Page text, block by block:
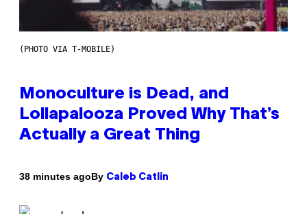
(PHOTO VIA T-MOBILE)
Monoculture is Dead, and
Lollapalooza Proved Why That’s
Actually a Great Thing
38 minutes agoBy Caleb Catlin